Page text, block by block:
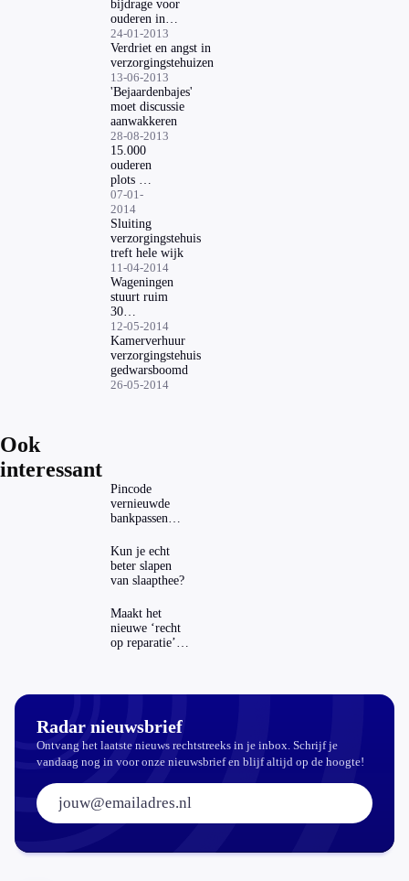
bijdrage voor
ouderen in
bejaardenhuis
omhoog'
24-01-2013
Verdriet en angst in
verzorgingstehuizen
13-06-2013
'Bejaardenbajes'
moet discussie
aanwakkeren
28-08-2013
15.000
ouderen
plots te
gezond
voor
tehuis
07-01-
2014
Sluiting
verzorgingstehuis
treft hele wijk
11-04-2014
Wageningen
stuurt ruim
30
bejaarden
uit huis
12-05-2014
Kamerverhuur
verzorgingstehuis
gedwarsboomd
26-05-2014
Ook
interessant
Pincode
vernieuwde
bankpassen
ING-app: is dat
wel veilig?
Kun je echt
beter slapen
van slaapthee?
Maakt het
nieuwe ‘recht
op reparatie’
Radar nieuwsbrief
Ontvang het laatste nieuws rechtstreeks in je inbox. Schrijf je
vandaag nog in voor onze nieuwsbrief en blijf altijd op de hoogte!
E-mailadres: